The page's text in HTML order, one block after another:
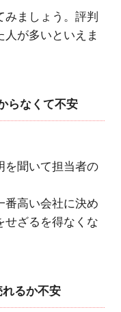
みましょう。評判
が多いといえま
らなくて不安
を聞いて担当者の
番高い会社に決め
せざるを得なくな
るか不安